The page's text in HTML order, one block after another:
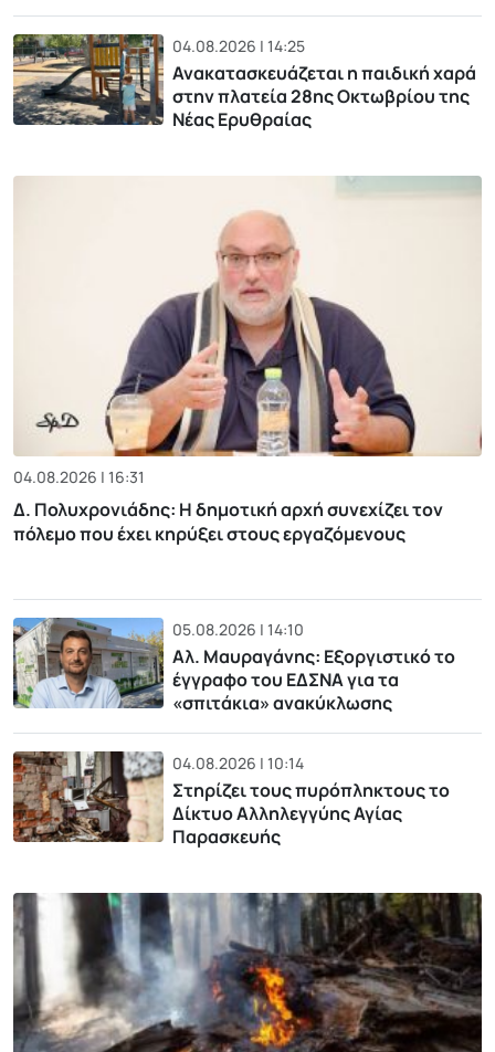
04.08.2026 | 14:25
Ανακατασκευάζεται η παιδική χαρά
στην πλατεία 28ης Οκτωβρίου της
Νέας Ερυθραίας
04.08.2026 | 16:31
Δ. Πολυχρονιάδης: Η δημοτική αρχή συνεχίζει τον
πόλεμο που έχει κηρύξει στους εργαζόμενους
05.08.2026 | 14:10
Αλ. Μαυραγάνης: Εξοργιστικό το
έγγραφο του ΕΔΣΝΑ για τα
«σπιτάκια» ανακύκλωσης
04.08.2026 | 10:14
Στηρίζει τους πυρόπληκτους το
Δίκτυο Αλληλεγγύης Αγίας
Παρασκευής